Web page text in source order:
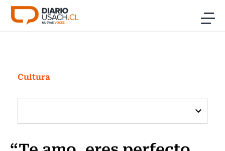
Click acá para ir directamente al contenido
Investigación
Cultura
Programas Radio y TV Usach
Cultura